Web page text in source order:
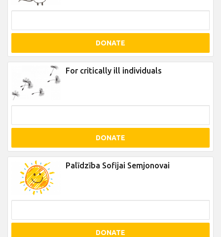
DONATE
For critically ill individuals
DONATE
Palīdzība Sofijai Semjonovai
DONATE